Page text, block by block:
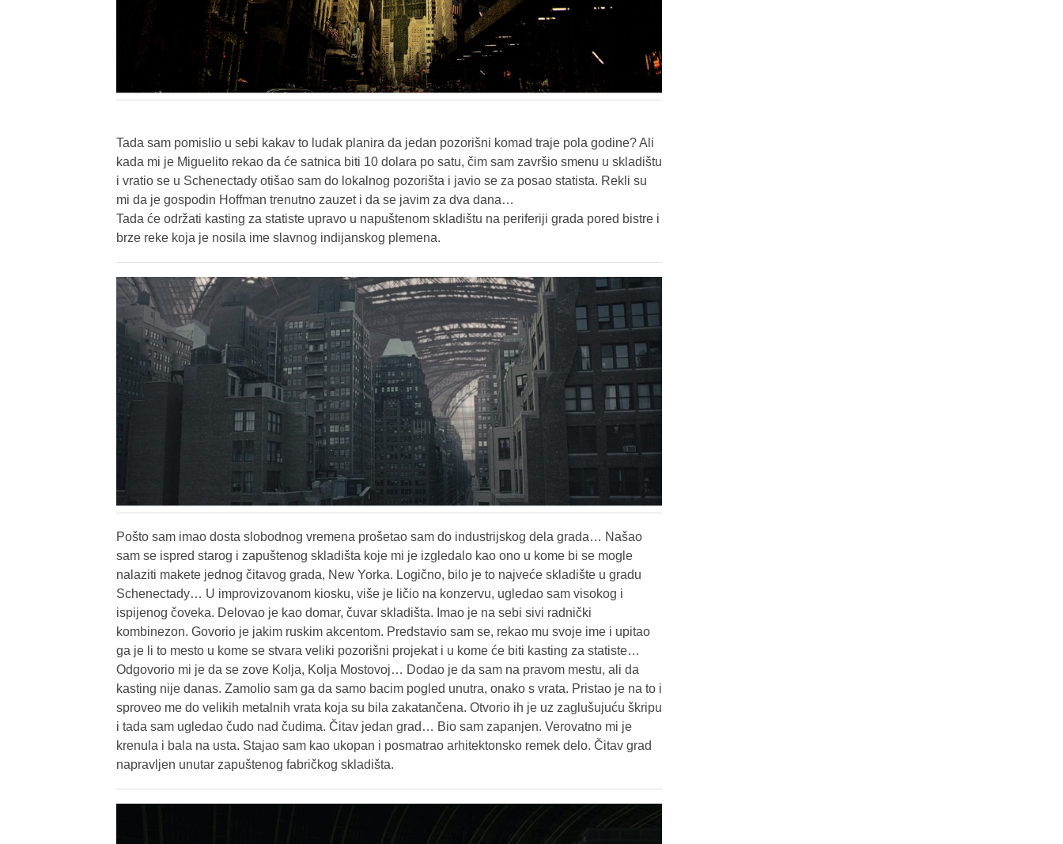
Tada sam pomislio u sebi kakav to ludak planira da jedan pozorišni komad traje pola godine? Ali
kada mi je Miguelito rekao da će satnica biti 10 dolara po satu, čim sam završio smenu u skladištu
i vratio se u Schenectady otišao sam do lokalnog pozorišta i javio se za posao statista. Rekli su
mi da je gospodin Hoffman trenutno zauzet i da se javim za dva dana…
Tada će održati kasting za statiste upravo u napuštenom skladištu na periferiji grada pored bistre i
brze reke koja je nosila ime slavnog indijanskog plemena.
Pošto sam imao dosta slobodnog vremena prošetao sam do industrijskog dela grada… Našao
sam se ispred starog i zapuštenog skladišta koje mi je izgledalo kao ono u kome bi se mogle
nalaziti makete jednog čitavog grada, New Yorka. Logično, bilo je to najveće skladište u gradu
Schenectady… U improvizovanom kiosku, više je ličio na konzervu, ugledao sam visokog i
ispijenog čoveka. Delovao je kao domar, čuvar skladišta. Imao je na sebi sivi radnički
kombinezon. Govorio je jakim ruskim akcentom. Predstavio sam se, rekao mu svoje ime i upitao
ga je li to mesto u kome se stvara veliki pozorišni projekat i u kome će biti kasting za statiste…
Odgovorio mi je da se zove Kolja, Kolja Mostovoj… Dodao je da sam na pravom mestu, ali da
kasting nije danas. Zamolio sam ga da samo bacim pogled unutra, onako s vrata. Pristao je na to i
sproveo me do velikih metalnih vrata koja su bila zakatančena. Otvorio ih je uz zaglušujuću škripu
i tada sam ugledao čudo nad čudima. Čitav jedan grad… Bio sam zapanjen. Verovatno mi je
krenula i bala na usta. Stajao sam kao ukopan i posmatrao arhitektonsko remek delo. Čitav grad
napravljen unutar zapuštenog fabričkog skladišta.